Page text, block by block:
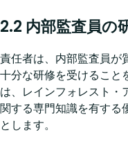
2.2 内部監査員の
責任者は、内部監査員が
十分な研修を受けること
は、レインフォレスト・
関する専門知識を有する
とします。